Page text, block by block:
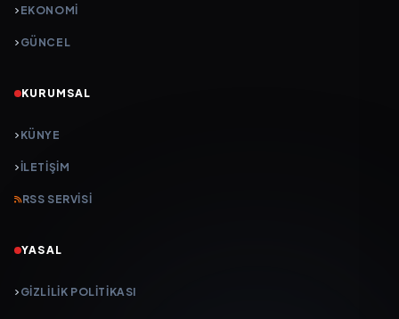
EKONOMİ
GÜNCEL
KURUMSAL
KÜNYE
İLETIŞIM
RSS SERVISI
YASAL
GIZLILIK POLITIKASI